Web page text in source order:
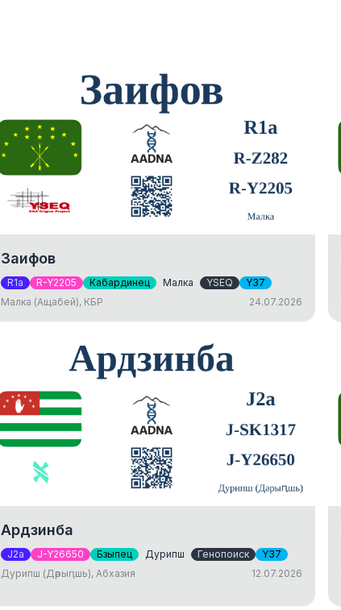
Заифов
R1a R-Y2205 Кабардинец Малка YSEQ
Y37
Малка (Ащабей), КБР
24.07.2026
Ардзинба
J2a J-Y26650 Бзыпец Дурипш Генопоиск
Y37
Дурипш (Дәрыԥшь), Абхазия
12.07.2026